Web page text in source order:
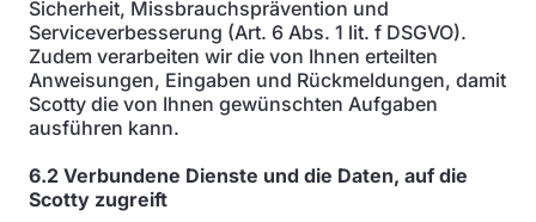
Sicherheit, Missbrauchsprävention und
Serviceverbesserung (Art. 6 Abs. 1 lit. f DSGVO).
Zudem verarbeiten wir die von Ihnen erteilten
Anweisungen, Eingaben und Rückmeldungen, damit
Scotty die von Ihnen gewünschten Aufgaben
ausführen kann.
6.2 Verbundene Dienste und die Daten, auf die
Scotty zugreift